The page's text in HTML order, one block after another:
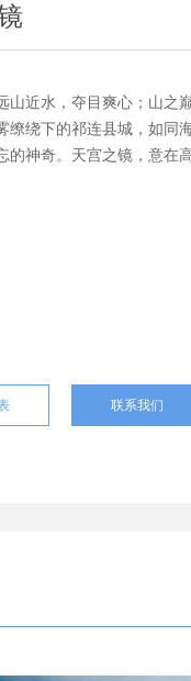
山近水，夺目爽心；山之
缭绕下的祁连县城，如同
的神奇。天宫之镜，意在
联系我们